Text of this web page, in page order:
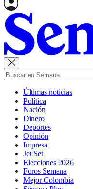
Últimas noticias
Política
Nación
Dinero
Deportes
Opinión
Impresa
Jet Set
Elecciones 2026
Foros Semana
Mejor Colombia